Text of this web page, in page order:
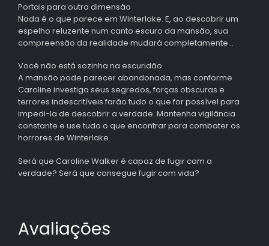
Portais para outra dimensão
Nada é o que parece em Winterlake. E, ao descobrir um
espelho reluzente num canto escuro da mansão, sua
compreensão da realidade mudará completamente…
Você não está sozinha na escuridão
A mansão pode parecer abandonada, mas conforme
Caroline investiga seus segredos, forças obscuras e
terrores indescritíveis farão tudo o que for possível para
impedi-la de descobrir a verdade. Mantenha vigilância
constante e use tudo o que encontrar para combater os
horrores de Winterlake.
Será que Caroline Walker é capaz de fugir com a
verdade? Será que consegue fugir com vida?
Avaliações